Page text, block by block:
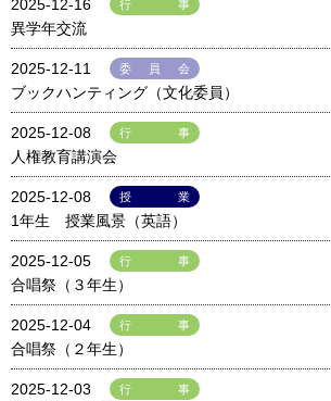
2025-12-16 行事
異学年交流
2025-12-11 委員会
ブックハンティング（文化委員）
2025-12-08 行事
人権教育講演会
2025-12-08 授業
1年生 授業風景（英語）
2025-12-05 行事
合唱祭（３年生）
2025-12-04 行事
合唱祭（２年生）
2025-12-03 行事